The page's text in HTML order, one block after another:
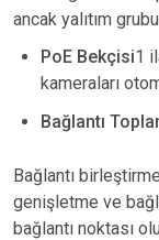
ancak yalıtım
PoE Bekçisi1
kameraları
Bağlantı
Bağlantı
genişletme ve
bağlantı noktası